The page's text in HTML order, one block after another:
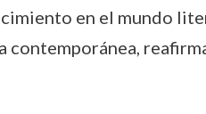
en el mundo